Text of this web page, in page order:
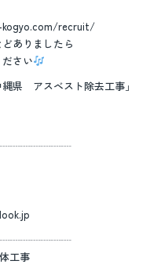
recruit/
ありましたら
さい
県 アスベスト除去工事」
工事